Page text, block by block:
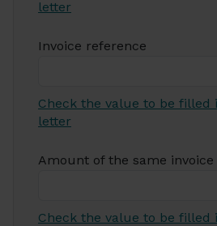
letter
Invoice reference
Check the value to be filled
letter
Amount of the same invoice
Check the value to be filled